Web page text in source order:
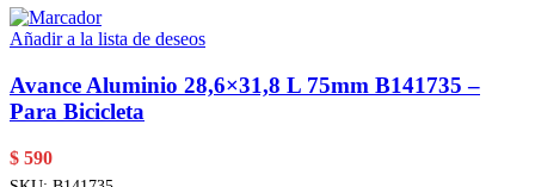
Añadir a la lista de deseos
Avance Aluminio 28,6×31,8 L 75mm B141735 –
Para Bicicleta
$ 590